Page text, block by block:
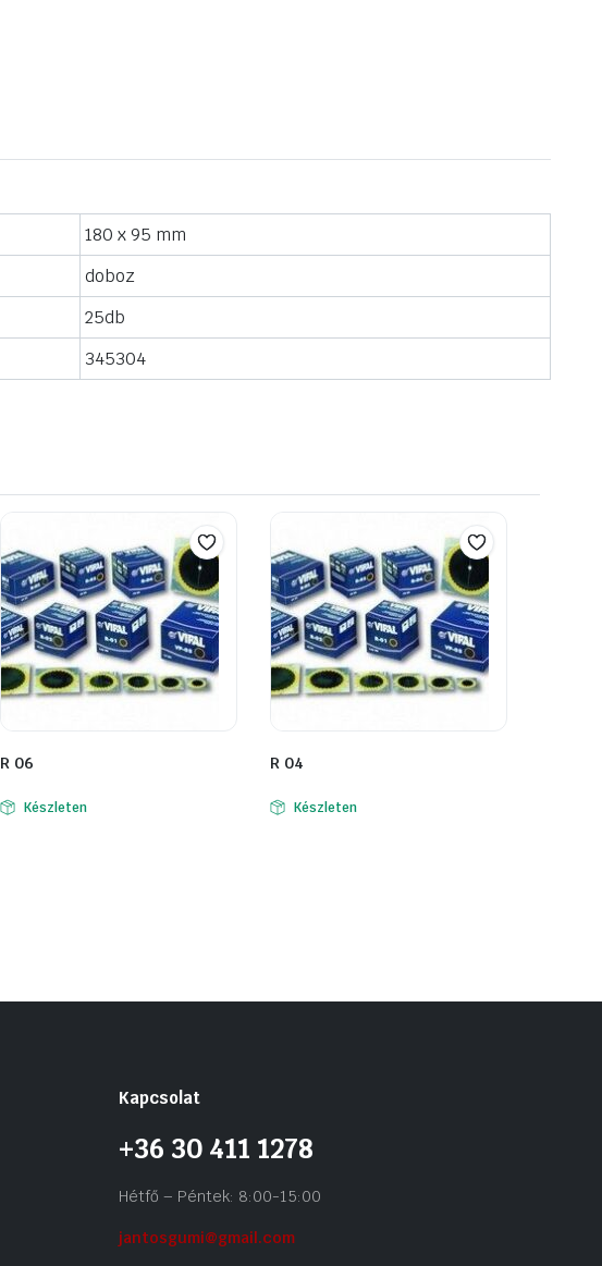
180 x 95 mm
doboz
25db
345304
R 06
Készleten
R 04
Készleten
Kapcsolat
+36 30 411 1278
Hétfő – Péntek: 8:00-15:00
jantosgumi@gmail.com